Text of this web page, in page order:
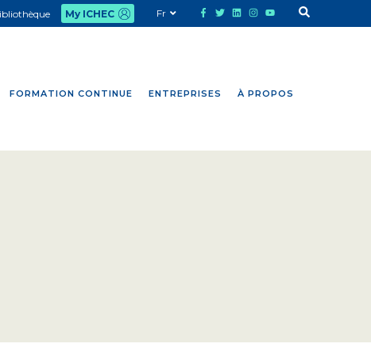
FORMATION CONTINUE ENTREPRISES À PROPOS
My ICHEC Fr